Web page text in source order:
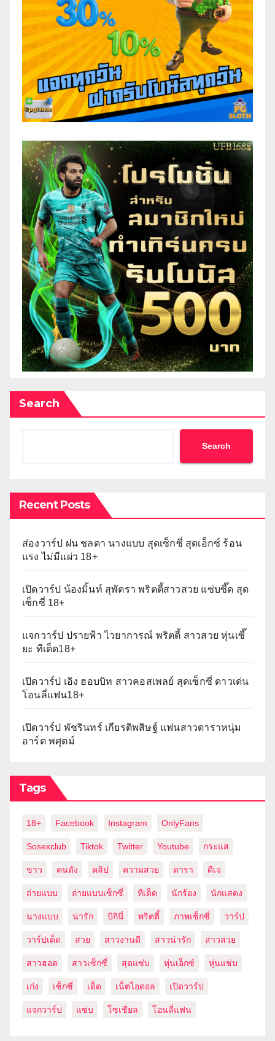
Search
Search
Recent Posts
ส่องวาร์ป ฝน ชลดา นางแบบ สุดเซ็กซี่ สุดเอ็กซ์ ร้อน
แรง ไม่มีแผ่ว 18+
เปิดวาร์ป น้องมิ้นท์ สุพัตรา พริตตี้สาวสวย แซ่บซี๊ด สุด
เซ็กซี่ 18+
แจกวาร์ป ปรายฟ้า ไวยาการณ์ พริตตี้ สาวสวย หุ่นเซี๊
ยะ ทีเด็ด18+
เปิดวาร์ป เอิง ฮอบบิท สาวคอสเพลย์ สุดเซ็กซี่ ดาวเด่น
โอนลี่แฟน18+
เปิดวาร์ป พัชรินทร์ เกียรติพสิษฐ์ แฟนสาวดาราหนุ่ม
อาร์ต พศุตม์
Tags
18+ Facebook Instagram OnlyFans
Sosexclub Tiktok Twitter Youtube กระแส
ขาว คนดัง คลิป ความสวย ดารา ดีเจ
ถ่ายแบบ ถ่ายแบบเซ็กซี่ ทีเด็ด นักร้อง นักแสดง
นางแบบ น่ารัก บิกินี่ พริตตี้ ภาพเซ็กซี่ วาร์ป
วาร์ปเด็ด สวย สาวงานดี สาวน่ารัก สาวสวย
สาวฮอต สาวเซ็กซี่ สุดแซ่บ หุ่นเอ็กซ์ หุ่นแซ่บ
เก่ง เซ็กซี่ เด็ด เน็ตไอดอล เปิดวาร์ป
แจกวาร์ป แซ่บ โซเชียล โอนลี่แฟน